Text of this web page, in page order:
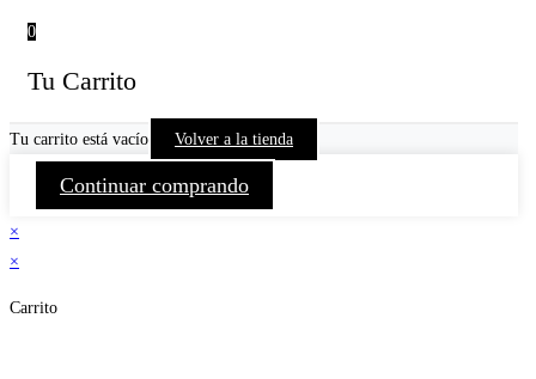
0
Tu Carrito
Tu carrito está vacío Volver a la tienda
Continuar comprando
×
×
Carrito